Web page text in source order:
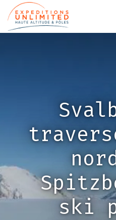
Aller
au
contenu
ski